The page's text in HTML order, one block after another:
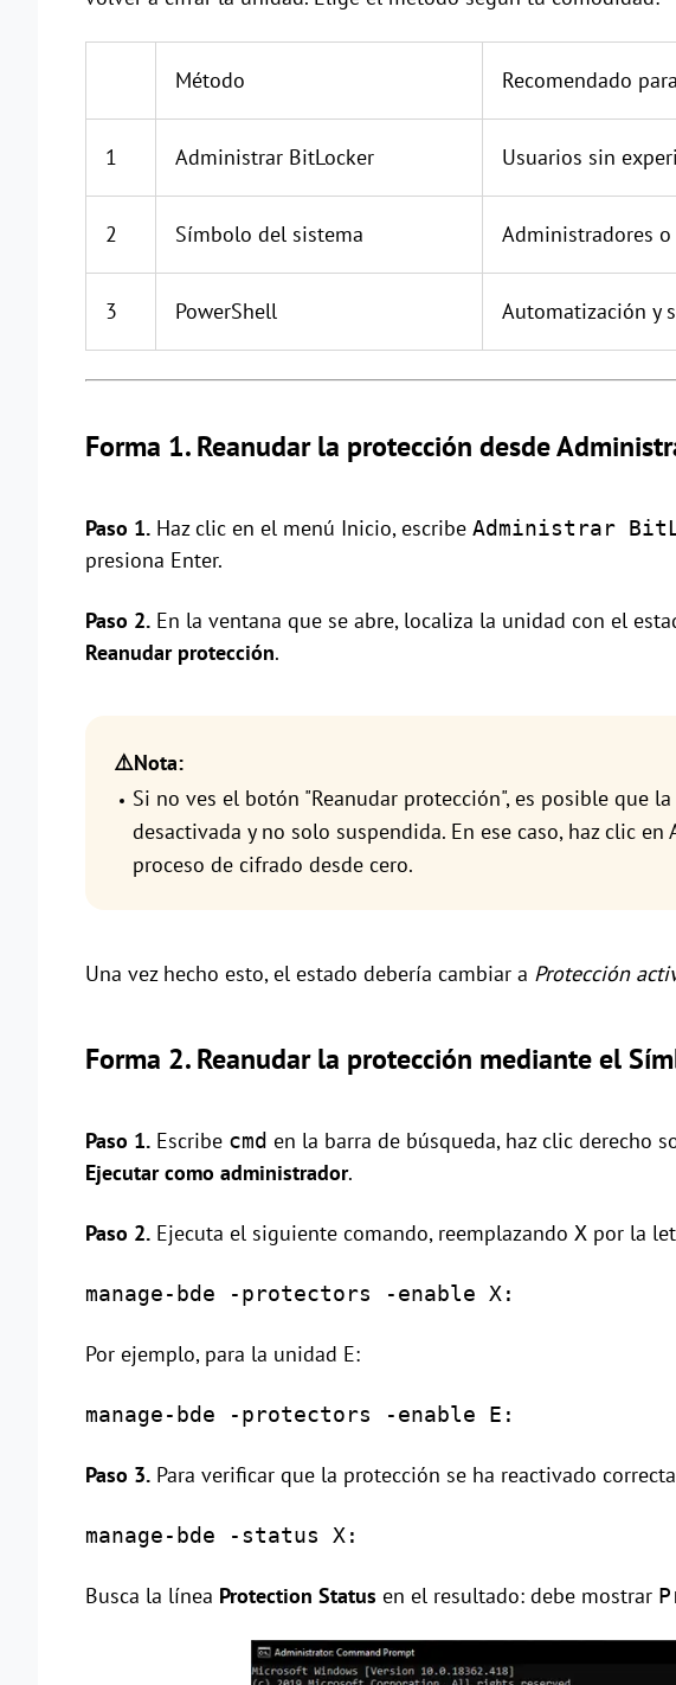
Método Recomendado para
1 Administrar BitLocker Usuarios sin
2 Símbolo del sistema Administradores
3 PowerShell Automatización y
Forma 1. Reanudar la protección desde
Paso 1. Haz clic en el menú Inicio, escribe Administrar
presiona Enter.
Paso 2. En la ventana que se abre, localiza la unidad con el
Reanudar protección.
⚠️Nota:
Si no ves el botón "Reanudar protección", es posible que
desactivada y no solo suspendida. En ese caso, haz clic
proceso de cifrado desde cero.
Una vez hecho esto, el estado debería cambiar a Protección
Forma 2. Reanudar la protección mediante el
Paso 1. Escribe cmd en la barra de búsqueda, haz clic derecho
Ejecutar como administrador.
Paso 2. Ejecuta el siguiente comando, reemplazando X por la
manage-bde -protectors -enable X:
Por ejemplo, para la unidad E:
manage-bde -protectors -enable E:
Paso 3. Para verificar que la protección se ha reactivado
manage-bde -status X:
Busca la línea Protection Status en el resultado: debe mostrar